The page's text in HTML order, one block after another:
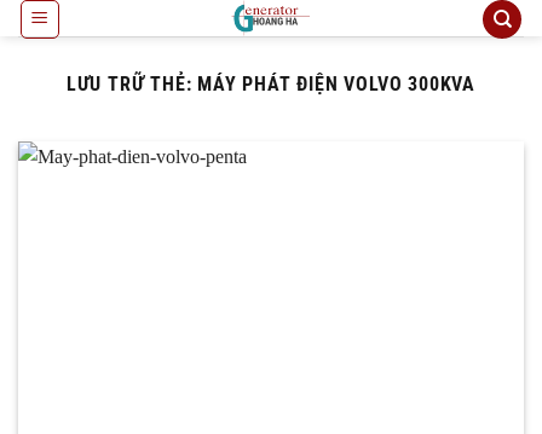
qua
LƯU TRỮ THẺ: MÁY PHÁT ĐIỆN VOLVO 300KVA